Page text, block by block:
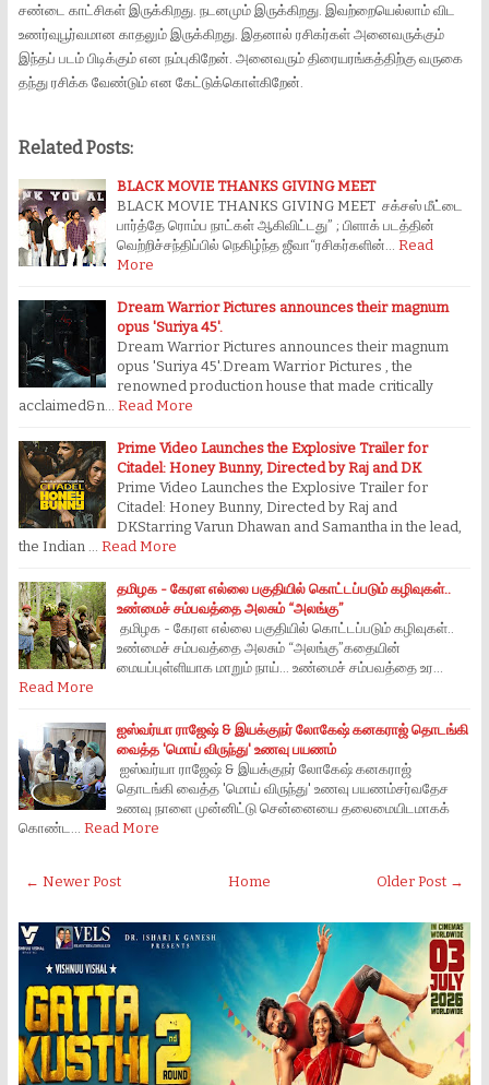
சண்டை காட்சிகள் இருக்கிறது. நடனமும் இருக்கிறது. இவற்றையெல்லாம் விட
உணர்வுபூர்வமான காதலும் இருக்கிறது. இதனால் ரசிகர்கள் அனைவருக்கும்
இந்தப் படம் பிடிக்கும் என நம்புகிறேன். அனைவரும் திரையரங்கத்திற்கு வருகை
தந்து ரசிக்க வேண்டும் என கேட்டுக்கொள்கிறேன்.
Related Posts:
BLACK MOVIE THANKS GIVING MEET
BLACK MOVIE THANKS GIVING MEET சக்சஸ் மீட்டை
பார்த்தே ரொம்ப நாட்கள் ஆகிவிட்டது” ; பிளாக் படத்தின்
வெற்றிச்சந்திப்பில் நெகிழ்ந்த ஜீவா“ரசிகர்களின்…
Read
More
Dream Warrior Pictures announces their magnum
opus 'Suriya 45'.
Dream Warrior Pictures announces their magnum
opus 'Suriya 45'.Dream Warrior Pictures , the
renowned production house that made critically
acclaimed&n…
Read More
Prime Video Launches the Explosive Trailer for
Citadel: Honey Bunny, Directed by Raj and DK
Prime Video Launches the Explosive Trailer for
Citadel: Honey Bunny, Directed by Raj and
DKStarring Varun Dhawan and Samantha in the lead,
the Indian …
Read More
தமிழக - கேரள எல்லை பகுதியில் கொட்டப்படும் கழிவுகள்..
உண்மைச் சம்பவத்தை அலசும் “அலங்கு”
தமிழக - கேரள எல்லை பகுதியில் கொட்டப்படும் கழிவுகள்..
உண்மைச் சம்பவத்தை அலசும் “அலங்கு”கதையின்
மையப்புள்ளியாக மாறும் நாய்... உண்மைச் சம்பவத்தை உர…
Read More
ஐஸ்வர்யா ராஜேஷ் & இயக்குநர் லோகேஷ் கனகராஜ் தொடங்கி
வைத்த 'மொய் விருந்து' உணவு பயணம்
ஐஸ்வர்யா ராஜேஷ் & இயக்குநர் லோகேஷ் கனகராஜ்
தொடங்கி வைத்த 'மொய் விருந்து' உணவு பயணம்சர்வதேச
உணவு நாளை முன்னிட்டு சென்னையை தலைமையிடமாகக்
கொண்ட…
Read More
← Newer Post Older Post →
Home